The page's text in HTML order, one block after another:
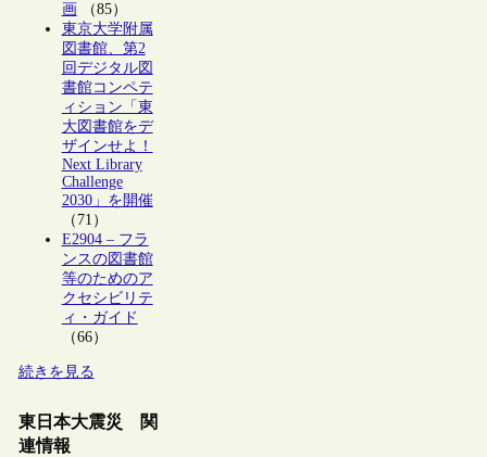
画 （85）
東京大学附属
図書館、第2
回デジタル図
書館コンペテ
ィション「東
大図書館をデ
ザインせよ！
Next Library
Challenge
2030」を開催
（71）
E2904 – フラ
ンスの図書館
等のためのア
クセシビリテ
ィ・ガイド
（66）
続きを見る
東日本大震災 関
連情報